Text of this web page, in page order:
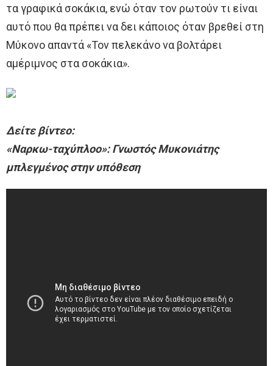
τα γραφικά σοκάκια, ενώ όταν τον ρωτούν τι είναι
αυτό που θα πρέπει να δει κάποιος όταν βρεθεί στη
Μύκονο απαντά «Τον πελεκάνο να βολτάρει
αμέριμνος στα σοκάκια».
Δείτε βίντεο:
«Ναρκω-ταχύπλοο»: Γνωστός Μυκονιάτης
μπλεγμένος στην υπόθεση